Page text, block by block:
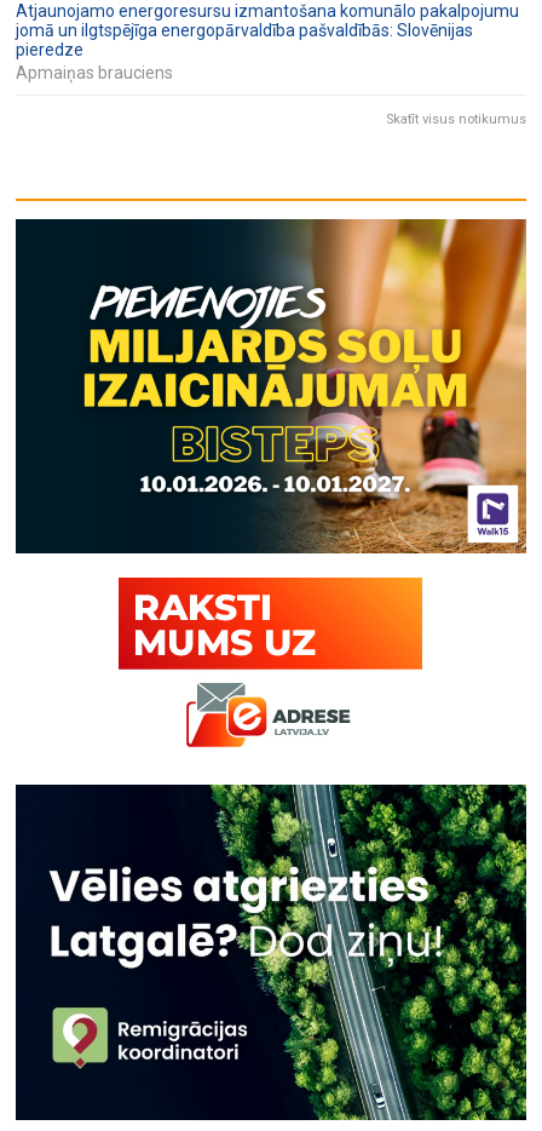
Atjaunojamo energoresursu izmantošana komunālo pakalpojumu
jomā un ilgtspējīga energopārvaldība pašvaldībās: Slovēnijas
pieredze
Apmaiņas brauciens
Skatīt visus notikumus